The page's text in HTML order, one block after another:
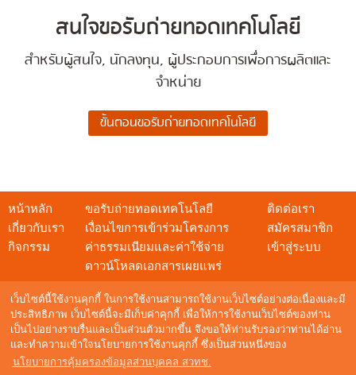
เว็บไซต์นี้ใช้งานคุกกี้ ในการใช้งานสามารถใช้งานเว็บไซต์อย่างต่อเนื่องและมี
ประสิทธิภาพ เว็บไซต์นี้จะมีเก็บค่าคุกกี้ เพื่อให้การใช้งานเว็บไซต์ของท่าน
เป็นไปอย่างราบรื่นและเป็นส่วนตัวมากขึ้น จึงขอให้ท่านรับรองว่าท่านได้อ่าน
และทำความเข้าใจนโยบายการใช้งานคุกกี้ ซึ่งเป็นส่วนหนึ่งของ
นโยบายการคุ้มครองข้อมูลส่วนบุคคล สวทช.
สนใจขอรับถ่ายทอดเทคโนโลยี
สำหรับผู้สนใจ, นักลงทุน, ผู้ประกอบการเพื่อการผลิตและ
จำหน่าย
หน้าหลัก
เกี่ยวกับเรา
กิจกรรม
ขอรับถ่ายทอดเทคโนโลยี
เงื่อนไขการเข้าร่วมโครงการ
ค่าธรรมเนียมและค่าใช้จ่าย
ดาวน์โหลดเอกสารเผยแพร่
ติดต่อเรา
สมัครสมาชิก
เข้าสู่ระบบ
สอบถามข้อมูล
อีเมล :techshow@nstda.or.th